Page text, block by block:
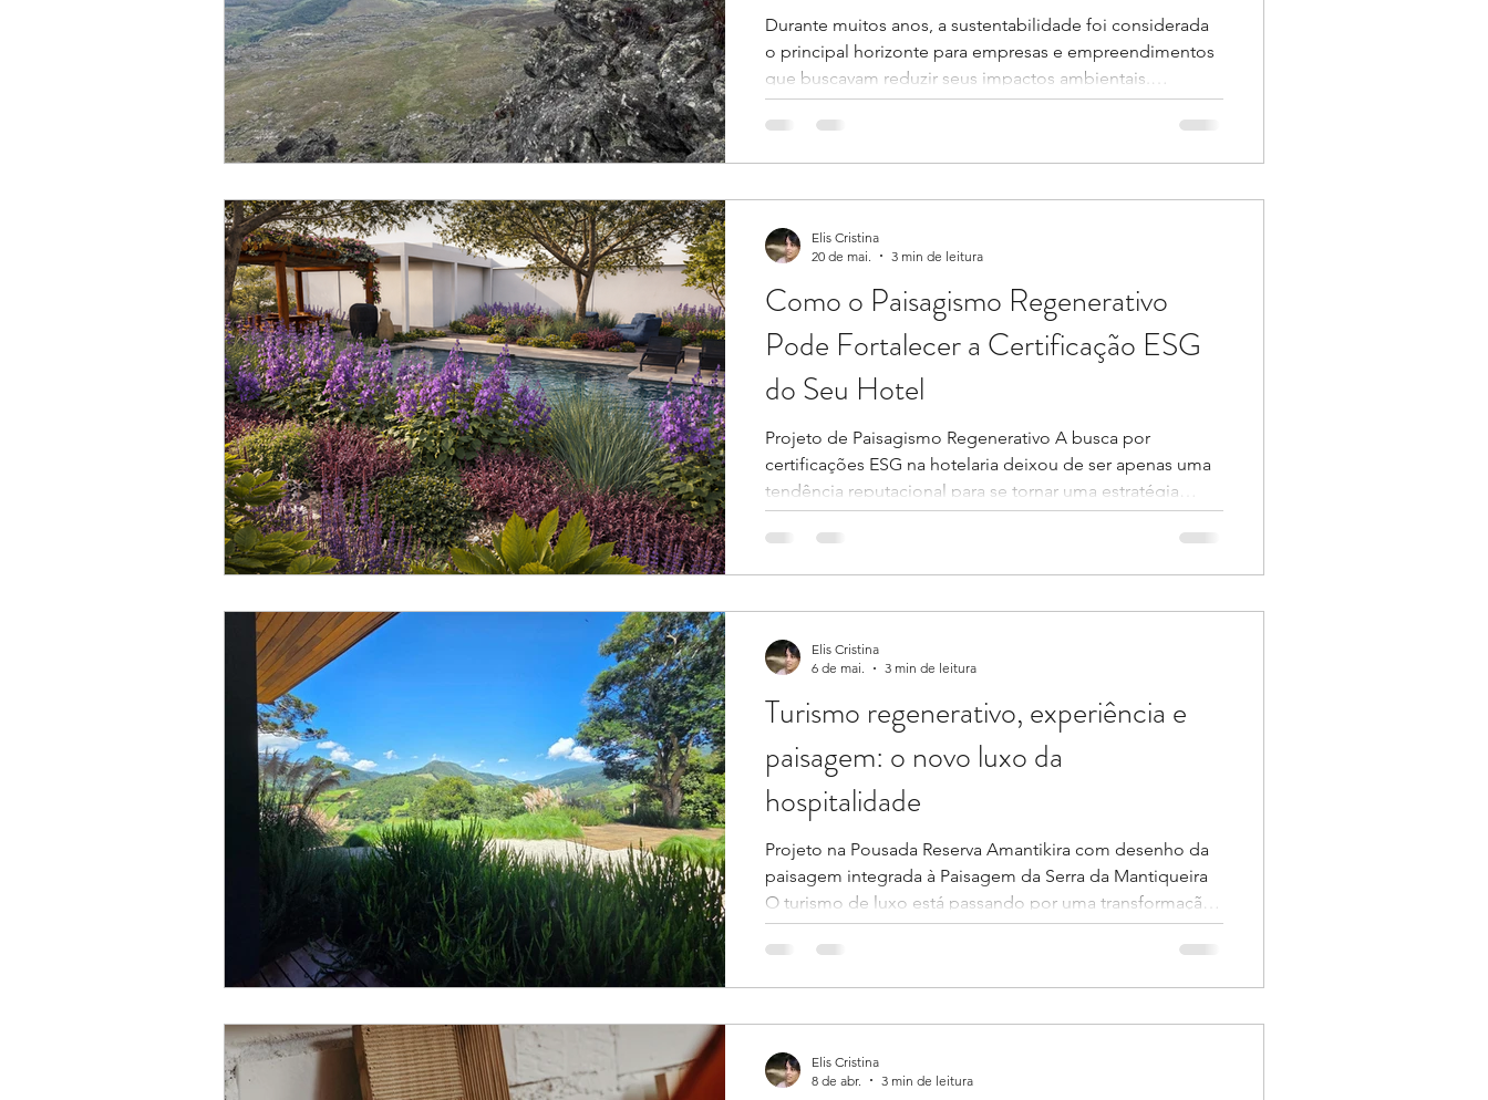
Durante muitos anos, a sustentabilidade foi considerada
o principal horizonte para empresas e empreendimentos
que buscavam reduzir seus impactos ambientais.
Certificações, redução de consumo de água, eficiência
energética e gestão de resíduos passaram a integrar
estratégias corporativas e se tornaram indicadores
é suficiente em um contexto de degradação ambiental
crescent
Como o Paisagismo Regenerativo
Pode Fortalecer a Certificação ESG
do Seu Hotel
Projeto de Paisagismo Regenerativo A busca por
certificações ESG na hotelaria deixou de ser apenas uma
tendência reputacional para se tornar uma estratégia
concreta de posicionamento, competitividade e
adaptação às novas exigências do mercado. Investidores,
hóspedes e operadores turísticos estão cada vez mais
muitas discussões sobre ESG acabam concentradas em
ene
Elis Cristina
20 de mai.
3 min de leitura
Turismo regenerativo, experiência e
paisagem: o novo luxo da
hospitalidade
Projeto na Pousada Reserva Amantikira com desenho da
paisagem integrada à Paisagem da Serra da Mantiqueira
O turismo de luxo está passando por uma transformação
importante. Durante muito tempo, exclusividade esteve
associada principalmente à sofisticação estética, ao
excesso e à padronização de experiências. Hoje, o
conexão real com o TERRITÓRIO. Essa mudança apareceu
de forma c
Elis Cristina
6 de mai.
3 min de leitura
Elis Cristina
8 de abr.
3 min de leitura